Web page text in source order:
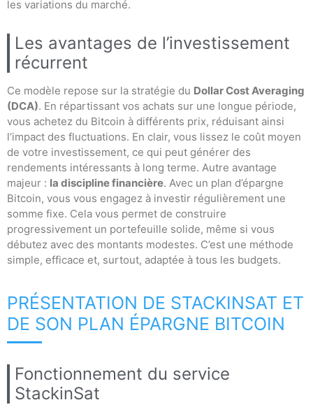
les variations du marché.
Les avantages de l’investissement
récurrent
Ce modèle repose sur la stratégie du Dollar Cost Averaging
(DCA). En répartissant vos achats sur une longue période,
vous achetez du Bitcoin à différents prix, réduisant ainsi
l’impact des fluctuations. En clair, vous lissez le coût moyen
de votre investissement, ce qui peut générer des
rendements intéressants à long terme. Autre avantage
majeur : la discipline financière. Avec un plan d’épargne
Bitcoin, vous vous engagez à investir régulièrement une
somme fixe. Cela vous permet de construire
progressivement un portefeuille solide, même si vous
débutez avec des montants modestes. C’est une méthode
simple, efficace et, surtout, adaptée à tous les budgets.
PRÉSENTATION DE STACKINSAT ET
DE SON PLAN ÉPARGNE BITCOIN
Fonctionnement du service
StackinSat